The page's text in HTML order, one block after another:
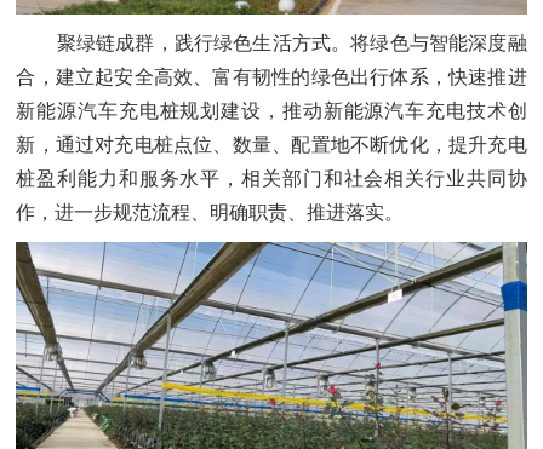
聚绿链成群，践行绿色生活方式。将绿色与智能深度融
合，建立起安全高效、富有韧性的绿色出行体系，快速推进
新能源汽车充电桩规划建设，推动新能源汽车充电技术创
新，通过对充电桩点位、数量、配置地不断优化，提升充电
桩盈利能力和服务水平，相关部门和社会相关行业共同协
作，进一步规范流程、明确职责、推进落实。